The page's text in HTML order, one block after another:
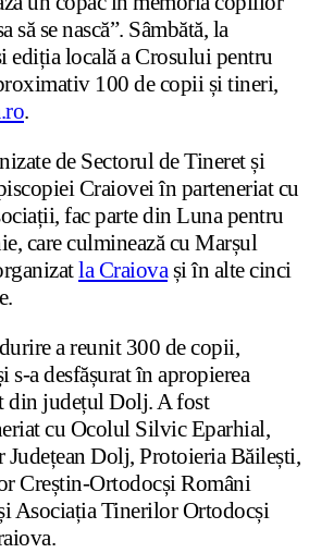
să se nască”. Sâmbătă, la
ediția locală a Crosului pentru
100 de copii și tineri,
.
de Sectorul de Tineret și
Craiovei în parteneriat cu
fac parte din Luna pentru
care culminează cu Marșul
la Craiovași în alte cinci
a reunit 300 de copii,
a desfășurat în apropierea
județul Dolj. A fost
cu Ocolul Silvic Eparhial,
Județean Dolj, Protoieria Băilești,
Creștin-Ortodocși Români
Asociația Tinerilor Ortodocși